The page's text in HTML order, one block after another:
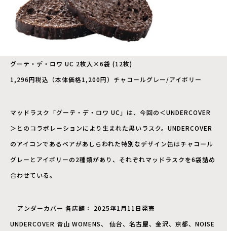
グーテ・デ・ロワ UC 2枚入×6袋 (12枚)
1,296円税込（本体価格1,200円）チャコールグレー/アイボリー
マッドラスク「グーテ・デ・ロワ UC」は、今回の＜UNDERCOVER
＞とのコラボレーションにより生まれた黒いラスク。UNDERCOVER
のアイコンであるベアがあしらわれた特別なデザイン缶はチャコール
グレーとアイボリーの2種類があり、それぞれマッドラスクを6袋詰め
合わせている。
アンダーカバー 各店舗： 2025年1月11日発売
UNDERCOVER 青山 WOMENS、 仙台、名古屋、金沢、京都、NOISE